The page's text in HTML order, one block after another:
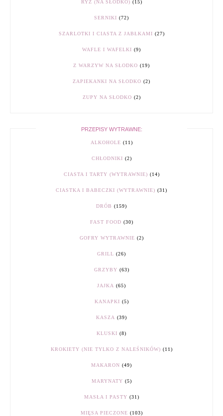
RYŻ (NA SŁODKO) (15)
SERNIKI (72)
SZARLOTKI I CIASTA Z JABŁKAMI (27)
WAFLE I WAFELKI (9)
Z WARZYW NA SŁODKO (19)
ZAPIEKANKI NA SŁODKO (2)
ZUPY NA SŁODKO (2)
PRZEPISY WYTRAWNE:
ALKOHOLE (11)
CHŁODNIKI (2)
CIASTA I TARTY (WYTRAWNIE) (14)
CIASTKA I BABECZKI (WYTRAWNIE) (31)
DRÓB (159)
FAST FOOD (30)
GOFRY WYTRAWNIE (2)
GRILL (26)
GRZYBY (63)
JAJKA (65)
KANAPKI (5)
KASZA (39)
KLUSKI (8)
KROKIETY (NIE TYLKO Z NALEŚNIKÓW) (11)
MAKARON (49)
MARYNATY (5)
MASŁA I PASTY (31)
MIĘSA PIECZONE (103)